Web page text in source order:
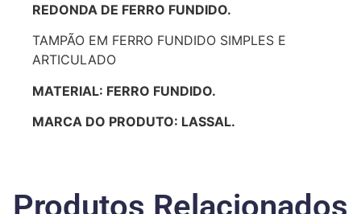
REDONDA DE FERRO FUNDIDO.
TAMPÃO EM FERRO FUNDIDO SIMPLES E
ARTICULADO
MATERIAL: FERRO FUNDIDO.
MARCA DO PRODUTO: LASSAL.